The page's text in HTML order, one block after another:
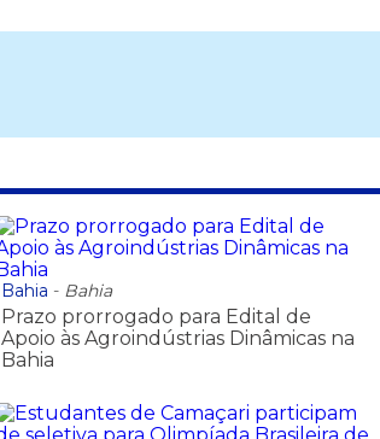
Bahia - Bahia
Prazo prorrogado para Edital de
Apoio às Agroindústrias Dinâmicas na
Bahia